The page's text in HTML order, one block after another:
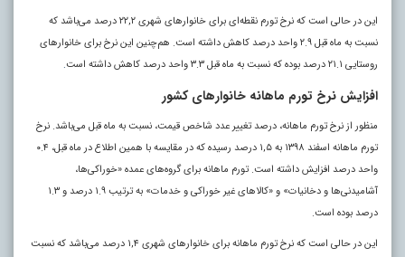
این در حالی است که نرخ تورم نقطه‌ای برای خانوارهای شهری ٢٢,٢ درصد می‌باشد که
نسبت به ماه قبل ٢.٩ واحد درصد کاهش داشته است. هم‌چنین این نرخ برای خانوارهای
روستایی ٢١.١ درصد بوده که نسبت به ماه قبل ٣.٣ واحد درصد کاهش داشته است
.
افزایش نرخ تورم ماهانه خانوارهای کشور
منظور از نرخ تورم ماهانه، درصد تغییر عدد شاخص قیمت، نسبت به ماه قبل می‌باشد. نرخ
تورم ماهانه اسفند ١٣٩٨ به ١,۵ درصد رسیده که در مقایسه با همین اطلاع در ماه قبل، ٠.۴
واحد درصد افزایش داشته است. تورم ماهانه برای گروه‌های عمده «خوراکی‌ها،
آشامیدنی‌ها و دخانیات» و «کالاهای غیر خوراکی و خدمات» به ترتیب ١.٩ درصد و ١.٣
درصد بوده است.
این در حالی است که نرخ تورم ماهانه برای خانوارهای شهری ١,۴ درصد می‌باشد که نسبت